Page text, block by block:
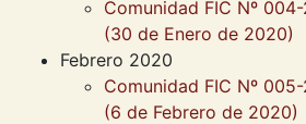
Comunidad FIC Nº
(30 de Enero de 2020)
Febrero 2020
Comunidad FIC Nº
(6 de Febrero de 2020)